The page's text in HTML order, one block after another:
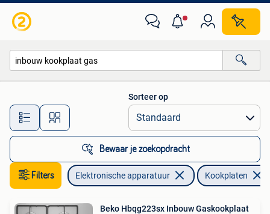
Alle afstanden…
Sorteer op
Bewaar je zoekopdracht
Filters Elektronische apparatuur Kookplaten
Beko Hbqg223sx Inbouw Gaskookplaat